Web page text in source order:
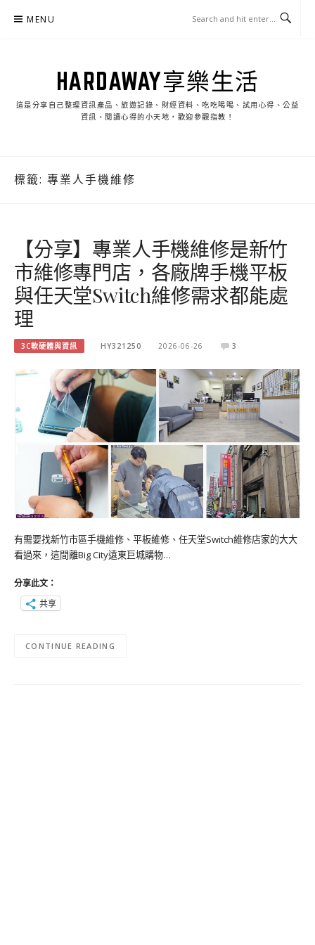
MENU
HARDAWAY享樂生活
這是分享自己整理資訊產品、旅遊記錄、財經資料、吃吃喝喝、試用心得、公益
資訊、閱讀心得的小天地，歡迎參觀指教！
標籤: 專業人手機維修
【分享】專業人手機維修是新竹
市維修專門店，各廠牌手機平板
與任天堂Switch維修需求都能處
理
3C軟硬體與資訊 HY321250 2026-06-26 3
有需要找新竹市區手機維修、平板維修、任天堂Switch維修店家的大大
看過來，這間離Big City遠東巨城購物…
分享此文：
共享
CONTINUE READING